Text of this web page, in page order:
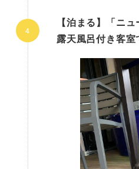
【泊まる】 「ニ
露天風呂付き客